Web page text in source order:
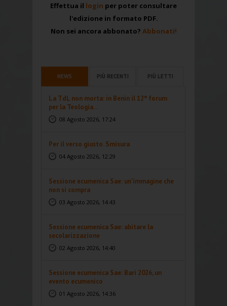
Effettua il login per poter consultare
l'edizione in formato PDF.
Non sei ancora abbonato? Abbonati!
NEWS PIÙ RECENTI PIÙ LETTI
La TdL non morta: in Benin il 12° forum
per la Teologia...
08 Agosto 2026, 17:24
Per il verso giusto. Smisura
04 Agosto 2026, 12:29
Sessione ecumenica Sae: un’immagine che
non si compra
03 Agosto 2026, 14:43
Sessione ecumenica Sae: abitare la
secolarizzazione
02 Agosto 2026, 14:40
Sessione ecumenica Sae: Bari 2026, un
evento ecumenico
01 Agosto 2026, 14:36